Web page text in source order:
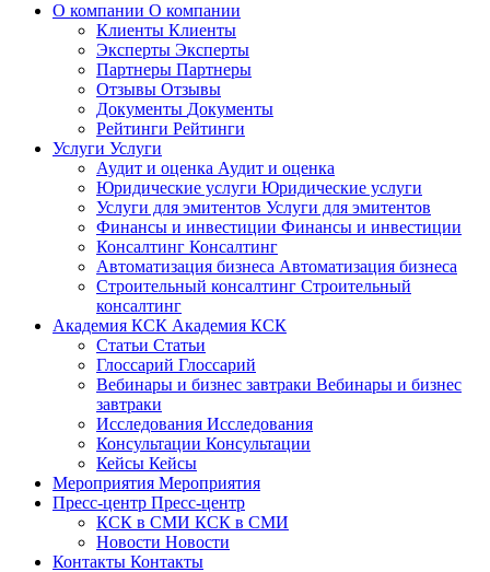
О компании О компании
Клиенты Клиенты
Эксперты Эксперты
Партнеры Партнеры
Отзывы Отзывы
Документы Документы
Рейтинги Рейтинги
Услуги Услуги
Аудит и оценка Аудит и оценка
Юридические услуги Юридические услуги
Услуги для эмитентов Услуги для эмитентов
Финансы и инвестиции Финансы и инвестиции
Консалтинг Консалтинг
Автоматизация бизнеса Автоматизация бизнеса
Строительный консалтинг Строительный
консалтинг
Академия КСК Академия КСК
Статьи Статьи
Глоссарий Глоссарий
Вебинары и бизнес завтраки Вебинары и бизнес
завтраки
Исследования Исследования
Консультации Консультации
Кейсы Кейсы
Мероприятия Мероприятия
Пресс-центр Пресс-центр
КСК в СМИ КСК в СМИ
Новости Новости
Контакты Контакты